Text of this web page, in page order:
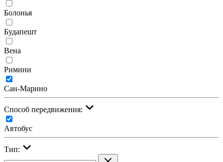
Болонья
Будапешт
Вена
Римини
Сан-Марино
Cпособ передвижения:
Автобус
Тип: